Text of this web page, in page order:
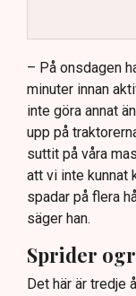
stort
Dialogpolisen
aktivisternas
Frågor
– På onsdagen
minuter innan
inte göra annat
upp på
suttit på våra
att vi inte kunnat
spadar på flera
säger han.
Sprider
Det här är tredje